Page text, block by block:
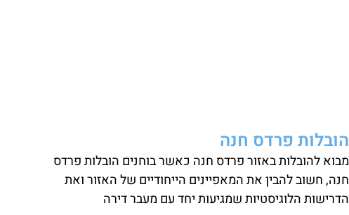
הובלות פרדס חנה
מבוא להובלות באזור פרדס חנה כאשר בוחנים הובלות פרדס
חנה, חשוב להבין את המאפיינים הייחודיים של האזור ואת
הדרישות הלוגיסטיות שמגיעות יחד עם מעבר דירה